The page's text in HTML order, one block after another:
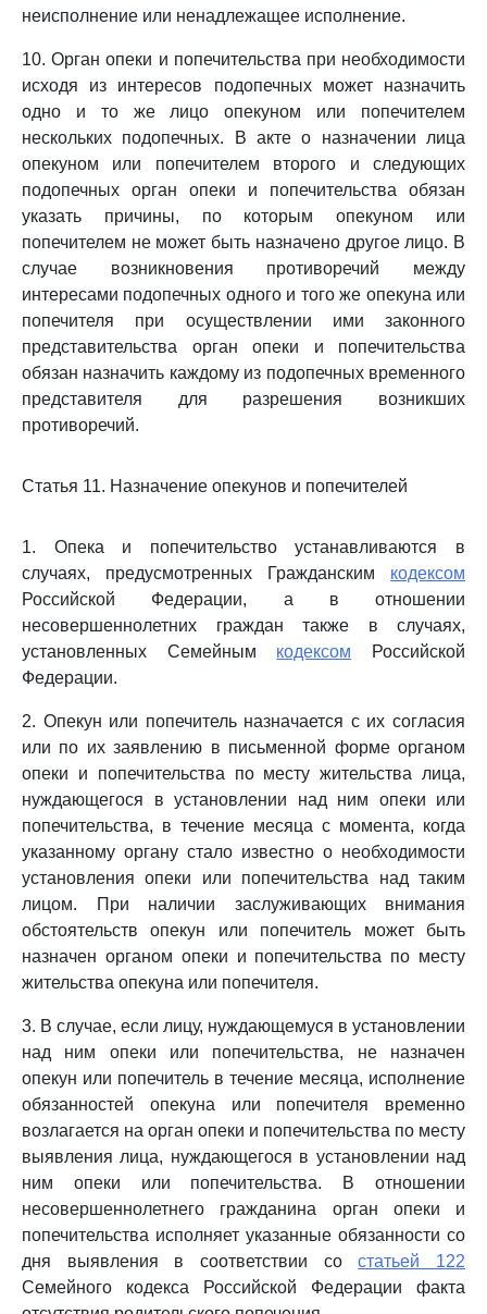
неисполнение или ненадлежащее исполнение.
10. Орган опеки и попечительства при необходимости
исходя из интересов подопечных может назначить
одно и то же лицо опекуном или попечителем
нескольких подопечных. В акте о назначении лица
опекуном или попечителем второго и следующих
подопечных орган опеки и попечительства обязан
указать причины, по которым опекуном или
попечителем не может быть назначено другое лицо. В
случае возникновения противоречий между
интересами подопечных одного и того же опекуна или
попечителя при осуществлении ими законного
представительства орган опеки и попечительства
обязан назначить каждому из подопечных временного
представителя для разрешения возникших
противоречий.
Статья 11. Назначение опекунов и попечителей
1. Опека и попечительство устанавливаются в
случаях, предусмотренных Гражданским кодексом
Российской Федерации, а в отношении
несовершеннолетних граждан также в случаях,
установленных Семейным кодексом Российской
Федерации.
2. Опекун или попечитель назначается с их согласия
или по их заявлению в письменной форме органом
опеки и попечительства по месту жительства лица,
нуждающегося в установлении над ним опеки или
попечительства, в течение месяца с момента, когда
указанному органу стало известно о необходимости
установления опеки или попечительства над таким
лицом. При наличии заслуживающих внимания
обстоятельств опекун или попечитель может быть
назначен органом опеки и попечительства по месту
жительства опекуна или попечителя.
3. В случае, если лицу, нуждающемуся в установлении
над ним опеки или попечительства, не назначен
опекун или попечитель в течение месяца, исполнение
обязанностей опекуна или попечителя временно
возлагается на орган опеки и попечительства по месту
выявления лица, нуждающегося в установлении над
ним опеки или попечительства. В отношении
несовершеннолетнего гражданина орган опеки и
попечительства исполняет указанные обязанности со
дня выявления в соответствии состатьей 122
Семейного кодекса Российской Федерации факта